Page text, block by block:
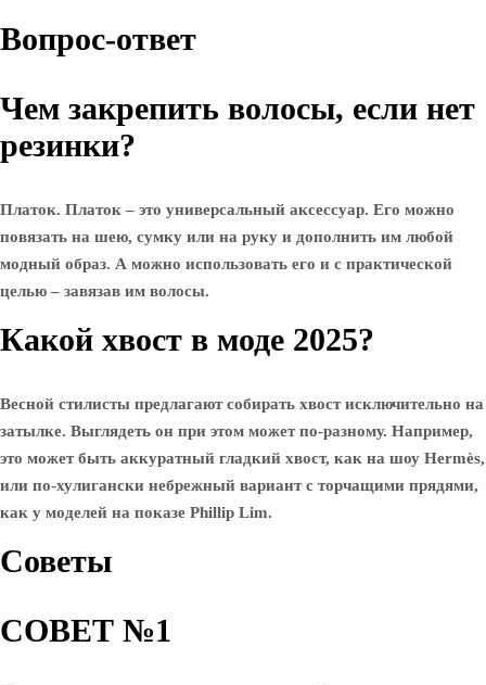
Вопрос-ответ
Чем закрепить волосы, если нет
резинки?
Платок. Платок – это универсальный аксессуар. Его можно
повязать на шею, сумку или на руку и дополнить им любой
модный образ. А можно использовать его и с практической
целью – завязав им волосы.
Какой хвост в моде 2025?
Весной стилисты предлагают собирать хвост исключительно на
затылке. Выглядеть он при этом может по-разному. Например,
это может быть аккуратный гладкий хвост, как на шоу Hermès,
или по-хулигански небрежный вариант с торчащими прядями,
как у моделей на показе Phillip Lim.
Советы
СОВЕТ №1